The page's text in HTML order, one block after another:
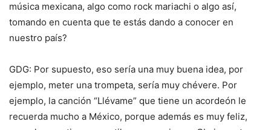
música mexicana, algo como rock mariachi o algo así,
tomando en cuenta que te estás dando a conocer en
nuestro país?
GDG: Por supuesto, eso sería una muy buena idea, por
ejemplo, meter una trompeta, sería muy chévere. Por
ejemplo, la canción “Llévame” que tiene un acordeón le
recuerda mucho a México, porque además es muy feliz,